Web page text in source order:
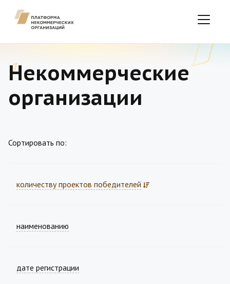
Некоммерческие
организации
Сортировать по:
количеству проектов победителей
наименованию
дате регистрации